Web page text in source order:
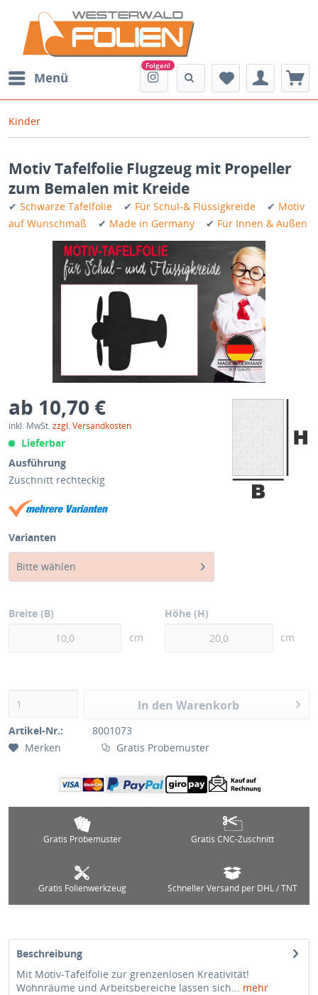
Menü
Kinder
Motiv Tafelfolie Flugzeug mit Propeller
zum Bemalen mit Kreide
✔ Schwarze Tafelfolie ✔ Für Schul-& Flüssigkreide ✔ Motiv
auf Wunschmaß ✔ Made in Germany ✔ Für Innen & Außen
ab 10,70 €
inkl. MwSt.zzgl. Versandkosten
Lieferbar
Ausführung
Zuschnitt rechteckig
Varianten
Bitte wählen
Breite (B)
cm
Höhe (H)
cm
In den Warenkorb
Artikel-Nr.:
8001073
Merken
Gratis Probemuster
Gratis Probemuster Gratis CNC-Zuschnitt
Gratis Folienwerkzeug Schneller Versand per DHL / TNT
Beschreibung
Mit Motiv-Tafelfolie zur grenzenlosen Kreativität!
Wohnräume und Arbeitsbereiche lassen sich... mehr